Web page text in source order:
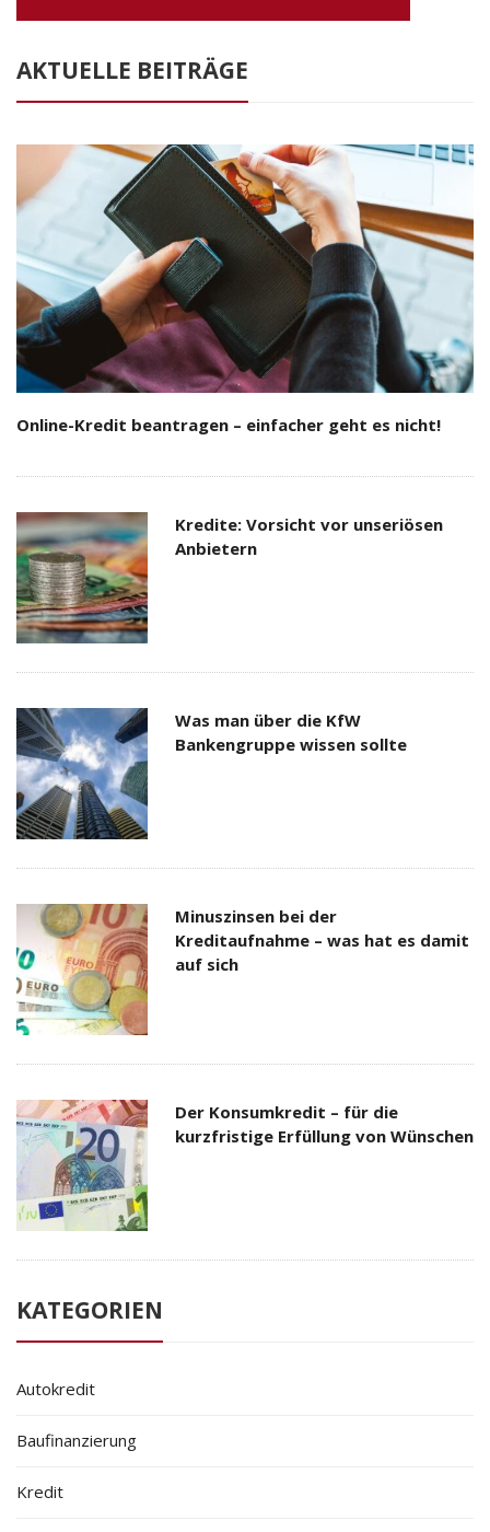
AKTUELLE BEITRÄGE
Online-Kredit beantragen – einfacher geht es nicht!
Kredite: Vorsicht vor unseriösen
Anbietern
Was man über die KfW
Bankengruppe wissen sollte
Minuszinsen bei der
Kreditaufnahme – was hat es damit
auf sich
Der Konsumkredit – für die
kurzfristige Erfüllung von Wünschen
KATEGORIEN
Autokredit
Baufinanzierung
Kredit